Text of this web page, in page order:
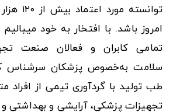
توانسته
امروز باشد. با افتخار به خود
تمامی کابران و فعالان صنعت
سلامت به‌خصوص پزشکان سرشناس
طب تولید با گردآوری تیمی از
تجهیزات پزشکی، آرایشی و بهداشتی